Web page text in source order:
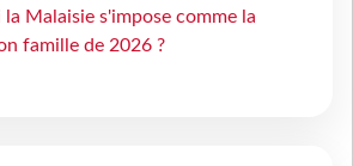
la Malaisie s'impose comme la
famille de 2026 ?